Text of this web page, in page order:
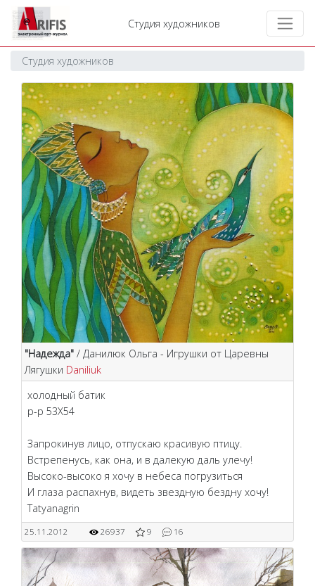
Студия художников
Студия художников
"Надежда" / Данилюк Ольга - Игрушки от Царевны
Лягушки Daniliuk
холодный батик
р-р 53Х54
Запрокинув лицо, отпускаю красивую птицу.
Встрепенусь, как она, и в далекую даль улечу!
Высоко-высоко я хочу в небеса погрузиться
И глаза распахнув, видеть звездную бездну хочу!
Tatyanagrin
25.11.2012 26937 9 16